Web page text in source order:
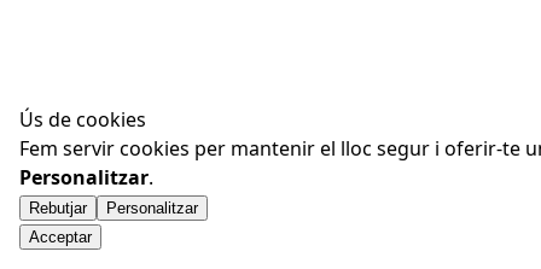
Ús de cookies
Fem servir cookies per mantenir el lloc segur i oferir-te
Personalitzar.
Rebutjar
Personalitzar
Acceptar